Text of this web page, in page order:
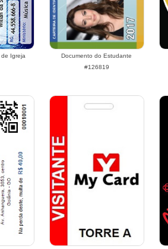
Igreja
Documento do Estudante
#126819